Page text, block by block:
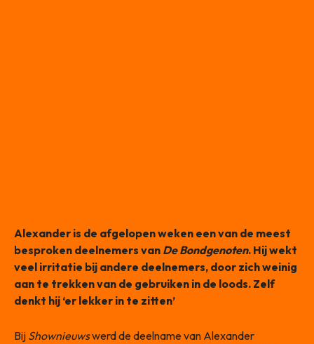
Alexander is de afgelopen weken een van de meest
besproken deelnemers van De Bondgenoten. Hij wekt
veel irritatie bij andere deelnemers, door zich weinig
aan te trekken van de gebruiken in de loods. Zelf
denkt hij ‘er lekker in te zitten’
Bij Shownieuwswerd de deelname van Alexander